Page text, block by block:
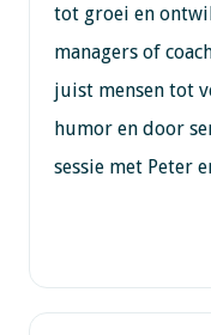
tot groei en
managers of
juist mensen tot
humor en door
sessie met Peter